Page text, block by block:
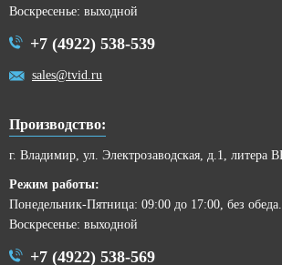
Воскресенье: выходной
+7 (4922) 538-539
sales@tvid.ru
Производство:
г. Владимир, ул. Электрозаводская, д.1, литера
Режим работы:
Понедельник-Пятница: 09:00 до 17:00, без
Воскресенье: выходной
+7 (4922) 538-569